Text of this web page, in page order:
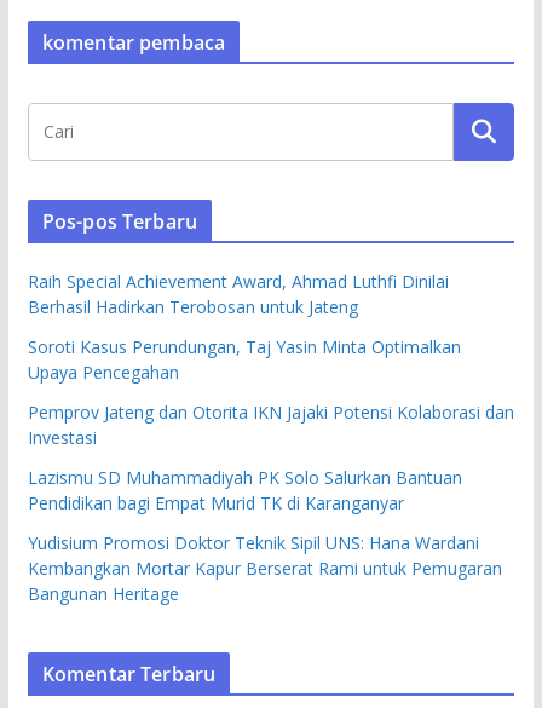
komentar pembaca
Pos-pos Terbaru
Raih Special Achievement Award, Ahmad Luthfi Dinilai
Berhasil Hadirkan Terobosan untuk Jateng
Soroti Kasus Perundungan, Taj Yasin Minta Optimalkan
Upaya Pencegahan
Pemprov Jateng dan Otorita IKN Jajaki Potensi Kolaborasi dan
Investasi
Lazismu SD Muhammadiyah PK Solo Salurkan Bantuan
Pendidikan bagi Empat Murid TK di Karanganyar
Yudisium Promosi Doktor Teknik Sipil UNS: Hana Wardani
Kembangkan Mortar Kapur Berserat Rami untuk Pemugaran
Bangunan Heritage
Komentar Terbaru